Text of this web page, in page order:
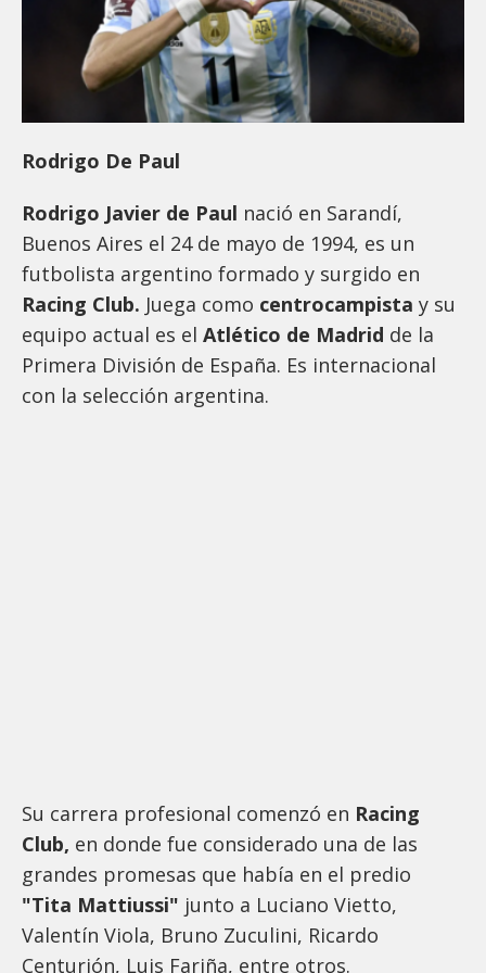
Rodrigo De Paul
Rodrigo Javier de Paul nació en Sarandí,
Buenos Aires el 24 de mayo de 1994, es un
futbolista argentino formado y surgido en
Racing Club. Juega como centrocampista y su
equipo actual es el Atlético de Madrid de la
Primera División de España. Es internacional
con la selección argentina.
Su carrera profesional comenzó en Racing
Club, en donde fue considerado una de las
grandes promesas que había en el predio
"Tita Mattiussi" junto a Luciano Vietto,
Valentín Viola, Bruno Zuculini, Ricardo
Centurión, Luis Fariña, entre otros.